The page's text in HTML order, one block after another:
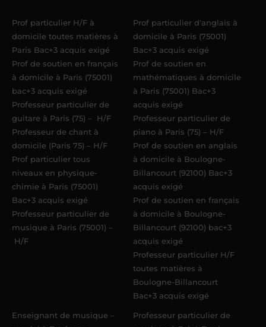
Prof particulier H/F à
domicile toutes matières à
Paris Bac+3 acquis exigé
Prof de soutien en français
à domicile à Paris (75001)
bac+3 acquis exigé
Professeur particulier de
guitare à Paris (75) – H/F
Professeur de chant à
domicile (Paris 75) – H/F
Prof particulier tous
niveaux en physique-
chimie à Paris (75001)
Bac+3 acquis exigé
Professeur particulier de
musique à Paris (75001) –
H/F
Prof particulier d'anglais à
domicile à Paris (75001)
Bac+3 acquis exigé
Prof de soutien en
mathématiques à domicile
à Paris (75001) Bac+3
acquis exigé
Professeur particulier de
piano à Paris (75) – H/F
Prof de soutien en anglais
à domicile à Boulogne-
Billancourt (92100) Bac+3
acquis exigé
Prof de soutien en français
à domicile à Boulogne-
Billancourt (92100) bac+3
acquis exigé
Professeur particulier H/F
toutes matières à
Boulogne-Billancourt
Bac+3 acquis exigé
Enseignant de musique –
Professeur particulier de